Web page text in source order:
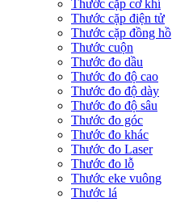
Thước cặp cơ khí
Thước cặp điện tử
Thước cặp đồng hồ
Thước cuộn
Thước đo dầu
Thước đo độ cao
Thước đo độ dày
Thước đo độ sâu
Thước đo góc
Thước đo khác
Thước đo Laser
Thước đo lỗ
Thước eke vuông
Thước lá